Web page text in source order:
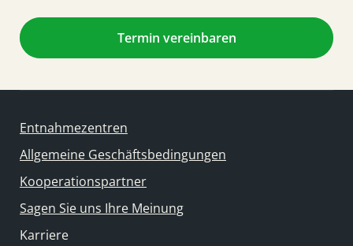
Termin vereinbaren
Entnahmezentren
Allgemeine Geschäftsbedingungen
Kooperationspartner
Sagen Sie uns Ihre Meinung
Karriere